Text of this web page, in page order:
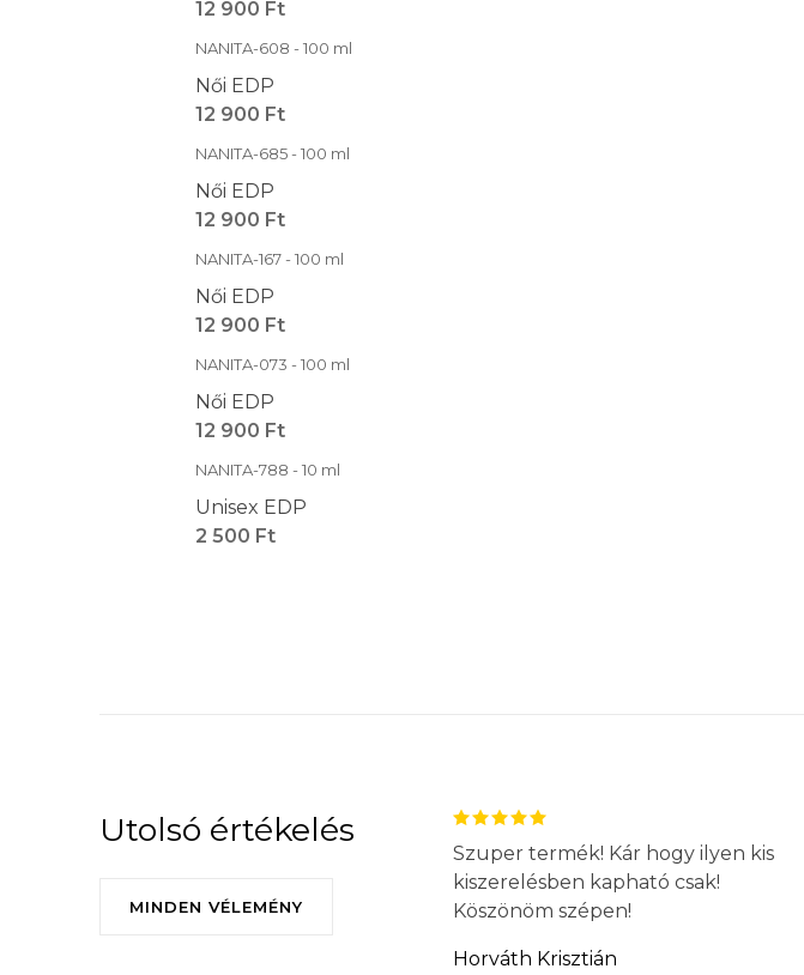
12 900 Ft
NANITA-608 - 100 ml
Női EDP
12 900 Ft
NANITA-685 - 100 ml
Női EDP
12 900 Ft
NANITA-167 - 100 ml
Női EDP
12 900 Ft
NANITA-073 - 100 ml
Női EDP
12 900 Ft
NANITA-788 - 10 ml
Unisex EDP
2 500 Ft
Utolsó értékelés
MINDEN VÉLEMÉNY
Szuper termék! Kár hogy ilyen kis
kiszerelésben kapható csak!
Köszönöm szépen!
Horváth Krisztián